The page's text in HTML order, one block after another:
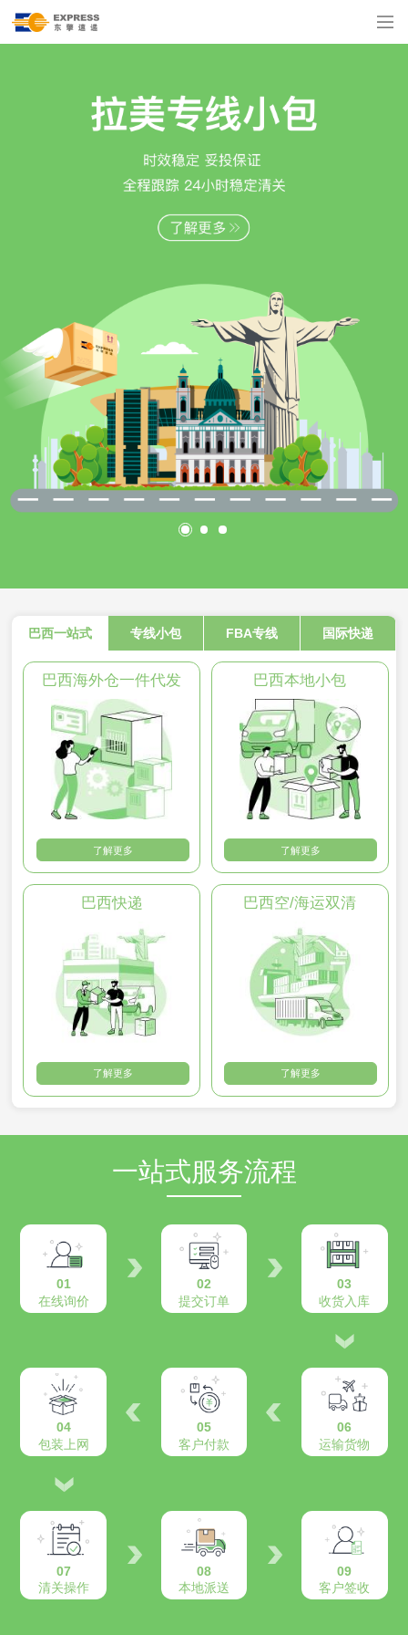
巴西一站式 专线小包 FBA专线 国际快递
巴西海外仓一件代发
了解更多
巴西本地小包
了解更多
巴西快递
了解更多
巴西空/海运双清
了解更多
一站式服务流程
01
在线询价
02
提交订单
03
收货入库
04
包装上网
05
客户付款
06
运输货物
07
清关操作
08
本地派送
09
客户签收